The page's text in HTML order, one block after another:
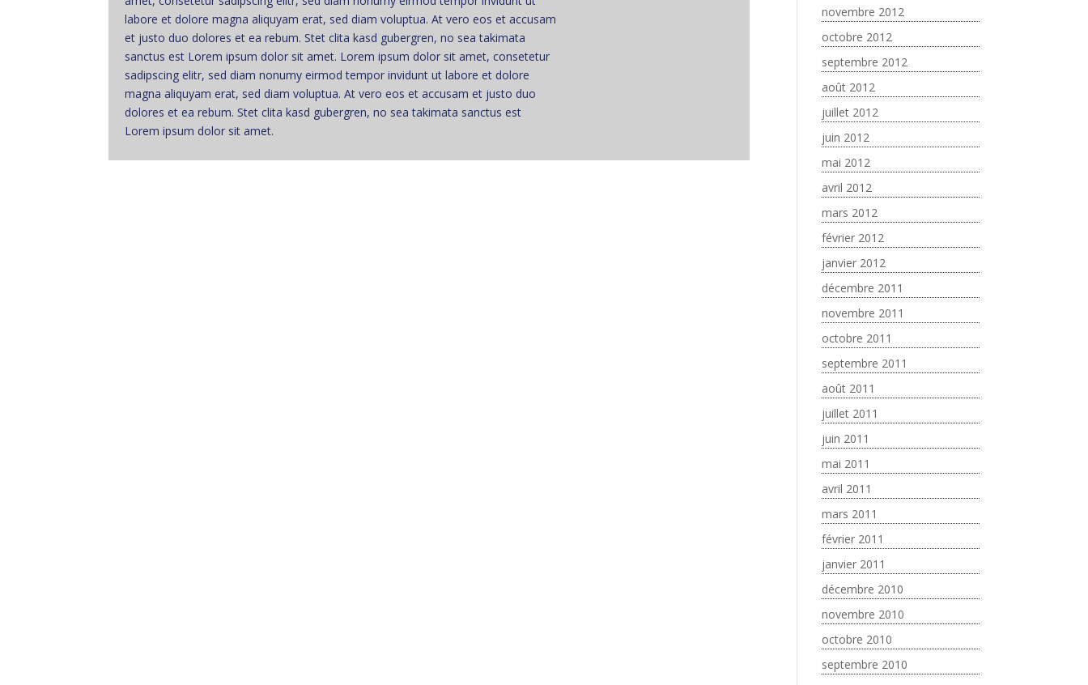
labore et dolore magna aliquyam erat, sed diam voluptua. At vero eos et accusam
et justo duo dolores et ea rebum. Stet clita kasd gubergren, no sea takimata
sanctus est Lorem ipsum dolor sit amet. Lorem ipsum dolor sit amet, consetetur
sadipscing elitr, sed diam nonumy eirmod tempor invidunt ut labore et dolore
magna aliquyam erat, sed diam voluptua. At vero eos et accusam et justo duo
dolores et ea rebum. Stet clita kasd gubergren, no sea takimata sanctus est
Lorem ipsum dolor sit amet.
novembre 2012
octobre 2012
septembre 2012
août 2012
juillet 2012
juin 2012
mai 2012
avril 2012
mars 2012
février 2012
janvier 2012
décembre 2011
novembre 2011
octobre 2011
septembre 2011
août 2011
juillet 2011
juin 2011
mai 2011
avril 2011
mars 2011
février 2011
janvier 2011
décembre 2010
novembre 2010
octobre 2010
septembre 2010